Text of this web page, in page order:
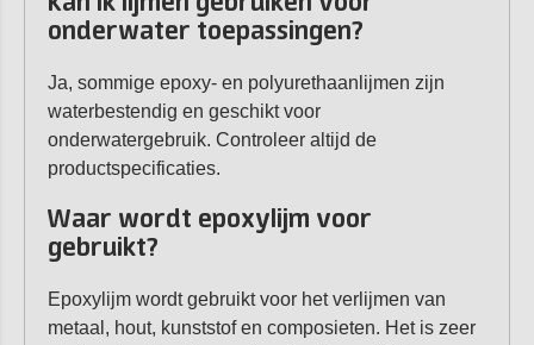
onderwater toepassingen?
Ja, sommige epoxy- en polyurethaanlijmen zijn
waterbestendig en geschikt voor
onderwatergebruik. Controleer altijd de
productspecificaties.
Waar wordt epoxylijm voor
gebruikt?
Epoxylijm wordt gebruikt voor het verlijmen van
metaal, hout, kunststof en composieten. Het is zeer